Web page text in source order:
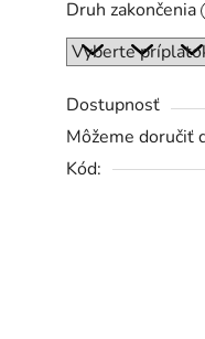
Druh zakončenia
Dostupnosť
Môžeme doručiť
Kód: